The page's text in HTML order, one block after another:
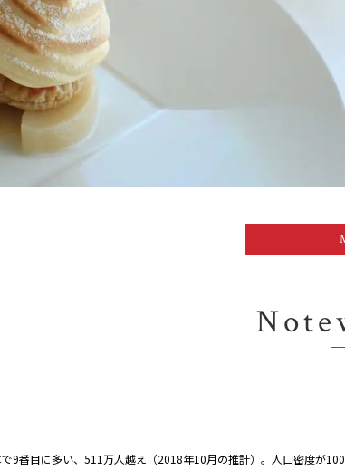
9番目に多い、511万人越え（2018年10月の推計）。人口密度が